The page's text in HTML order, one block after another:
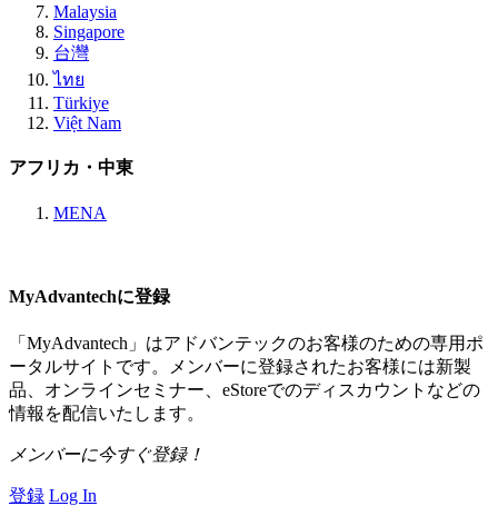
Malaysia
Singapore
台灣
ไทย
Türkiye
Việt Nam
アフリカ・中東
MENA
MyAdvantechに登録
「MyAdvantech」はアドバンテックのお客様のための専用ポ
ータルサイトです。メンバーに登録されたお客様には新製
品、オンラインセミナー、eStoreでのディスカウントなどの
情報を配信いたします。
メンバーに今すぐ登録！
登録 Log In